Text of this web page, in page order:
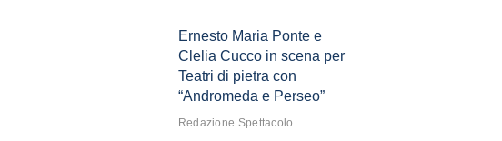
Ernesto Maria Ponte e
Clelia Cucco in scena per
Teatri di pietra con
“Andromeda e Perseo”
Redazione Spettacolo